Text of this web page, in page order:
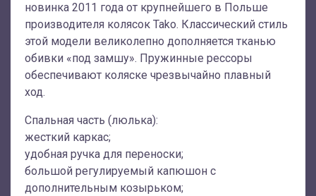
новинка 2011 года от крупнейшего в Польше
производителя колясок Tako. Классический стиль
этой модели великолепно дополняется тканью
обивки «под замшу». Пружинные рессоры
обеспечивают коляске чрезвычайно плавный
ход.
Спальная часть (люлька):
жесткий каркас;
удобная ручка для переноски;
большой регулируемый капюшон с
дополнительным козырьком;